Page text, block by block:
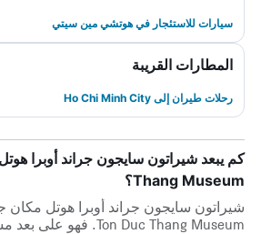
سيارات للاستئجار في هوتشي مين سيتي
المطارات القريبة
رحلات طيران إلى Ho Chi Minh City
Thang Museum؟
شيراتون سايجون جراند أوبرا هوتل مكان
Ton Duc Thang Museum. فهو على بعد مسافة 0.3 كم.